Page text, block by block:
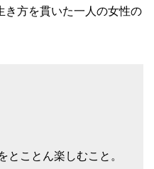
き方を貫いた一人の女性の
とことん楽しむこと。